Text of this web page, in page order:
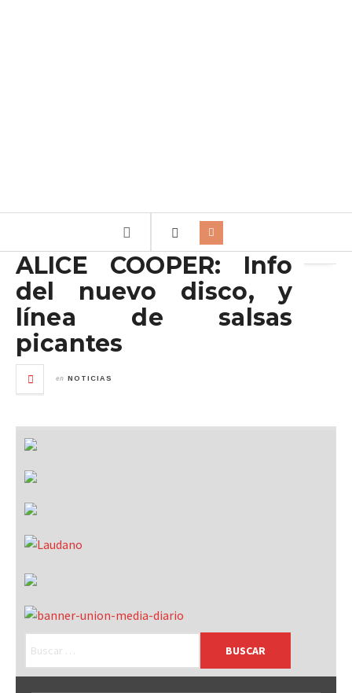
Detroit Stories
ALICE COOPER: Info
del nuevo disco, y
línea de salsas
picantes
en NOTICIAS